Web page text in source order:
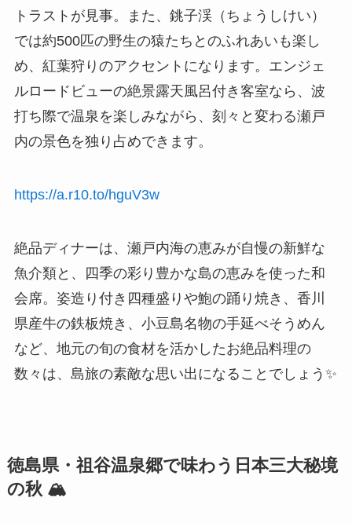
トラストが見事。また、銚子渓（ちょうしけい）
では約500匹の野生の猿たちとのふれあいも楽し
め、紅葉狩りのアクセントになります。エンジェ
ルロードビューの絶景露天風呂付き客室なら、波
打ち際で温泉を楽しみながら、刻々と変わる瀬戸
内の景色を独り占めできます。
https://a.r10.to/hguV3w
絶品ディナーは、瀬戸内海の恵みが自慢の新鮮な
魚介類と、四季の彩り豊かな島の恵みを使った和
会席。姿造り付き四種盛りや鮑の踊り焼き、香川
県産牛の鉄板焼き、小豆島名物の手延べそうめん
など、地元の旬の食材を活かしたお絶品料理の
数々は、島旅の素敵な思い出になることでしょう✨
徳島県・祖谷温泉郷で味わう日本三大秘境
の秋 🏔️